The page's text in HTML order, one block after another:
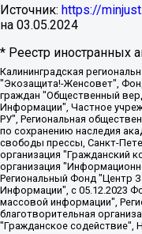
Источник: https://
на 03.05.2024
* Реестр иностранных
Калининградская региональная общественная организация "Экозащита!-Женсовет", Фонд содействия защите прав и свобод граждан "Общественный вердикт", Фонд "Институт Развития Свободы Информации", Частное учреждение "Информационное агентство МЕМО. РУ", Региональная общественная организация "Общественная комиссия по сохранению наследия академика Сахарова", Фонд поддержки свободы прессы, Санкт-Петербургская общественная правозащитная организация "Гражданский контроль", Межрегиональная общественная организация "Информационно-просветительский центр "Мемориал", Региональный Фонд "Центр Защиты Прав Средств Массовой Информации", с 05.12.2023 Фонд "Центр Защиты Прав Средств массовой информации", Региональная общественная благотворительная организация помощи беженцам и мигрантам "Гражданское содействие", Негосударственное образовательное учреждение дополнительного профессионального образования (повышение квалификации) специалистов "АКАДЕМИЯ ПО ПРАВАМ ЧЕЛОВЕКА", Свердловская региональная общественная организация "Сутяжник", Автономная некоммерческая организация "Центр независимых социологических исследований", Союз общественных объединений "Российский исследовательский центр по правам человека", Региональное общественное учреждение научно-информационный центр "МЕМОРИАЛ", Некоммерческая организация "Фонд защиты гласности", Автономная некоммерческая организация "Институт прав человека", Городская общественная организация "Екатеринбургское общество "МЕМОРИАЛ", Городская общественная организация "Рязанское историко-просветительское и правозащитное общество "Мемориал" (Рязанский Мемориал), Челябинский региональный орган общественной самодеятельности – женское общественное объединение "Женщины Евразии", Челябинский региональный орган общественной самодеятельности "Уральская правозащитная группа", Фонд содействия защите здоровья и социальной справедливости имени Андрея Рылькова, Автономная Некоммерческая Организация "Аналитический Центр Юрия Левады", Автономная некоммерческая организация социальной поддержки населения "Проект Апрель", Региональная общественная организация помощи женщинам и детям, находящимся в кризисной ситуации "Информационно-методический центр "Анна", Фонд содействия развитию массовых коммуникаций и правовому просвещению "Так-так-Так", Фонд содействия устойчивому развитию "Серебряная тайга", Свердловский региональный общественный фонд социальных проектов "Новое время", "Idel.Реалии", Кавказ.Реалии, Крым.Реалии, Телеканал Настоящее Время, Татаро-башкирская служба Радио Свобода (Azatliq Radiosi), Радио Свободная Европа/Радио Свобода (PCE/PC), "Сибирь.Реалии", "Фактограф", Благотворительный фонд помощи осужденным и их семьям, Автономная некоммерческая организация "Институт глобализации и социальных движений", Фонд "В защиту прав заключенных", Частное учреждение "Центр поддержки и содействия развитию средств массовой информации", Пензенский региональный общественный благотворительный фонд "Гражданский союз", "Север.Реалии", Некоммерческая организация Фонд "Правовая инициатива", Общество с ограниченной ответственностью "Радио Свободная Европа/Радио Свобода", Чешское информационное агентство "MEDIUM-ORIENT", Красноярская региональная общественная организация "Мы против СПИДа", Камалягин Денис Николаевич, Маркелов Сергей Евгеньевич, Пономарев Лев Александрович, Савицкая Людмила Алексеевна, Автономная некоммерческая организация "Центр по работе с проблемой насилия "НАСИЛИЮ.НЕТ", Межрегиональный профессиональный союз работников здравоохранения "Альянс врачей", Юридическое лицо, зарегистрированное в Латвийской Республике, SIA "Medusa Project" (регистрационный номер 40103797863, дата регистрации 10.06.2014), Некоммерческая организация "Фонд по борьбе с коррупцией", Автономная некоммерческая организация "Институт права и публичной политики", Баданин Роман Сергеевич, Гликин Максим Александрович, Железнова Мария Михайловна, Лукьянова Юлия Сергеевна, Маетная Елизавета Витальевна, Маняхин Петр Борисович, Чуракова Ольга Владимировна, Ярош Юлия Петровна, Юридическое лицо "The Insider SIA", зарегистрированное в Риге, Латвийская Республика (дата регистрации 26.06.2015), являющееся администратором доменного имени интернет-издания "The Insider SIA", https://theins.ru, Постернак Алексей Евгеньевич, Рубин Михаил Аркадьевич, Анин Роман Александрович, Юридическое лицо Istories fonds, зарегистрированное в Латвийской Республике (регистрационный номер 50008295751, дата регистрации 24.02.2020), Великовский Дмитрий Александрович, Долинина Ирина Николаевна, Мароховская Алеся Алексеевна, Шлейнов Роман Юрьевич, Шмагун Олеся Валентиновна, Общество с ограниченной ответственностью "Альтаир 2021", Общество с ограниченной ответственностью "Вега 2021", Общество с ограниченной ответственностью "Главный редактор 2021",